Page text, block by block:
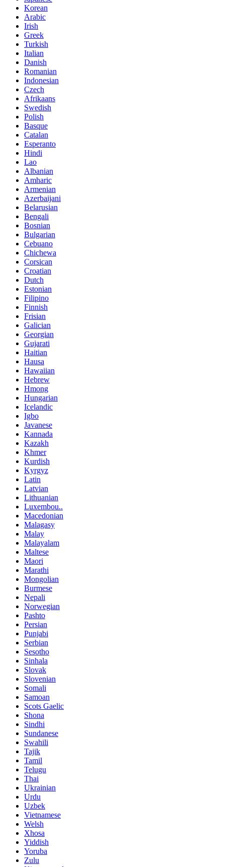
Korean
Arabic
Irish
Greek
Turkish
Italian
Danish
Romanian
Indonesian
Czech
Afrikaans
Swedish
Polish
Basque
Catalan
Esperanto
Hindi
Lao
Albanian
Amharic
Armenian
Azerbaijani
Belarusian
Bengali
Bosnian
Bulgarian
Cebuano
Chichewa
Corsican
Croatian
Dutch
Estonian
Filipino
Finnish
Frisian
Galician
Georgian
Gujarati
Haitian
Hausa
Hawaiian
Hebrew
Hmong
Hungarian
Icelandic
Igbo
Javanese
Kannada
Kazakh
Khmer
Kurdish
Kyrgyz
Latin
Latvian
Lithuanian
Luxembou..
Macedonian
Malagasy
Malay
Malayalam
Maltese
Maori
Marathi
Mongolian
Burmese
Nepali
Norwegian
Pashto
Persian
Punjabi
Serbian
Sesotho
Sinhala
Slovak
Slovenian
Somali
Samoan
Scots Gaelic
Shona
Sindhi
Sundanese
Swahili
Tajik
Tamil
Telugu
Thai
Ukrainian
Urdu
Uzbek
Vietnamese
Welsh
Xhosa
Yiddish
Yoruba
Zulu